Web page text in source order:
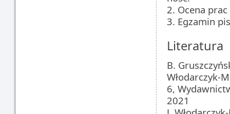
2. Ocena
3. Egzamin
Literatura
B.
Włodarczyk-
6,
2021